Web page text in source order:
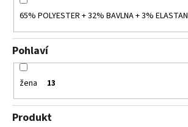
65% POLYESTER + 32% BAVLNA + 3% ELASTAN
Pohlaví
žena 13
Produkt